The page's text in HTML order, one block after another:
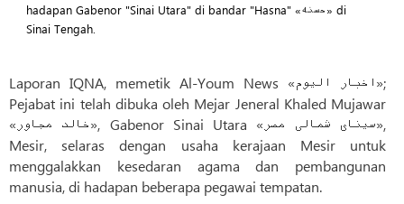
hadapan Gabenor "Sinai Utara" di bandar "Hasna" «حسنه» di
Sinai Tengah.
Laporan IQNA, memetik Al-Youm News «اخبار الیوم»;
Pejabat ini telah dibuka oleh Mejar Jeneral Khaled Mujawar
«خالد مجاور», Gabenor Sinai Utara «سینای شمالی مصر»,
Mesir, selaras dengan usaha kerajaan Mesir untuk
menggalakkan kesedaran agama dan pembangunan
manusia, di hadapan beberapa pegawai tempatan.